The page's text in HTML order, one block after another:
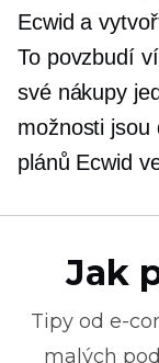
Ecwid a
To povzbudí
své nákupy
možnosti jsou
plánů Ecwid
Jak
Tipy od e-
malých